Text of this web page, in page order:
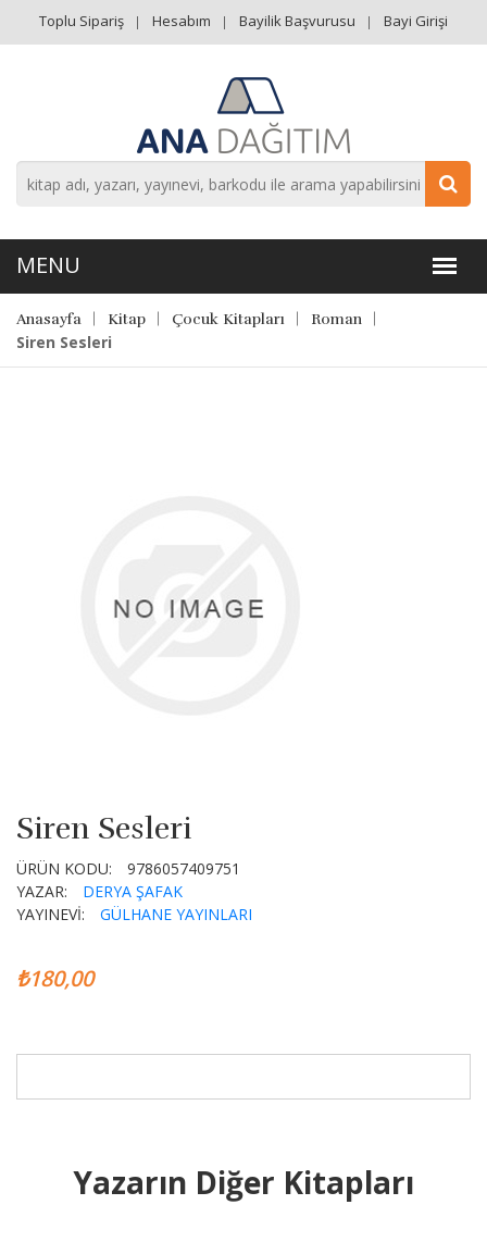
Toplu Sipariş Hesabım Bayilik Başvurusu Bayi Girişi
Anasayfa Kitap Çocuk Kitapları Roman
Siren Sesleri
Siren Sesleri
ÜRÜN KODU:
9786057409751
YAZAR:
DERYA ŞAFAK
YAYINEVİ:
GÜLHANE YAYINLARI
₺180,00
Yazarın Diğer Kitapları